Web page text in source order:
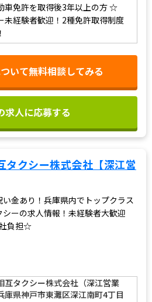
車免許を取得後3年以上の方☆
未経験者歓迎！2種免許取得制度
いて無料相談してみる
求人に応募する
タクシー株式会社【深江営
金あり！兵庫県内でトップクラス
ーの求人情報！未経験者大歓迎
負担☆
互タクシー株式会社（深江営業
庫県神戸市東灘区深江南町4丁目